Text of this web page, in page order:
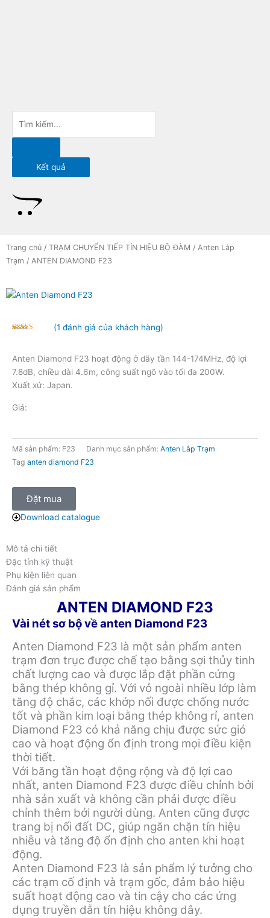
Kết quả
Trang chủ / TRẠM CHUYỂN TIẾP TÍN HIỆU BỘ ĐÀM / Anten Lắp
Trạm / ANTEN DIAMOND F23
(1 đánh giá của khách hàng)
Anten Diamond F23 hoạt động ở dãy tần 144-174MHz, độ lợi
7.8dB, chiều dài 4.6m, công suất ngõ vào tối đa 200W.
Xuất xứ: Japan.
Giá:
Mã sản phẩm: F23 Danh mục sản phẩm: Anten Lắp Trạm
Tag anten diamond F23
Đặt mua
Download catalogue
Mô tả chi tiết
Đặc tính kỹ thuật
Phụ kiện liên quan
Đánh giá sản phẩm
ANTEN DIAMOND F23
Vài nét sơ bộ về anten Diamond F23
Anten Diamond F23 là một sản phẩm anten
trạm đơn trục được chế tạo bằng sợi thủy tinh
chất lượng cao và được lắp đặt phần cứng
bằng thép không gỉ. Với vỏ ngoài nhiều lớp làm
tăng độ chắc, các khớp nối được chống nước
tốt và phần kim loại bằng thép không rỉ, anten
Diamond F23 có khả năng chịu được sức gió
cao và hoạt động ổn định trong mọi điều kiện
thời tiết.
Với băng tần hoạt động rộng và độ lợi cao
nhất, anten Diamond F23 được điều chỉnh bởi
nhà sản xuất và không cần phải được điều
chỉnh thêm bởi người dùng. Anten cũng được
trang bị nối đất DC, giúp ngăn chặn tín hiệu
nhiễu và tăng độ ổn định cho anten khi hoạt
động.
Anten Diamond F23 là sản phẩm lý tưởng cho
các trạm cố định và trạm gốc, đảm bảo hiệu
suất hoạt động cao và tin cậy cho các ứng
dụng truyền dẫn tín hiệu không dây.